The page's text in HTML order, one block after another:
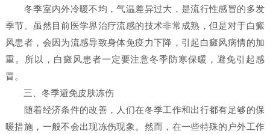
冬季室内外冷暖不均，气温差异过大，是流行性感冒的多发
季节。虽然目前医学界治疗流感的技术非常成熟，但是对于白癜
风患者，会因为流感导致身体免疫力下降，引起白癜风病情的加
重。所以，白癜风患者一定要注意冬季防寒保暖，避免引起感
冒。
三、冬季避免皮肤冻伤
随着经济条件的改善，人们在冬季工作和出行都有足够的保
暖措施，一般不会出现冻伤现象。然而，在一些特殊的户外工作